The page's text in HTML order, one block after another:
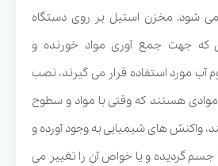
شود. مخزن استیل بر روی دستگاه
که جهت جمع آوری مواد خورنده و
مورد استفاده قرار می گیرند، نصب
هستند که وقتی با مواد و سطوح
واکنش های شیمیایی به وجود آورده و
گردیده و یا خواص آن را تغییر می